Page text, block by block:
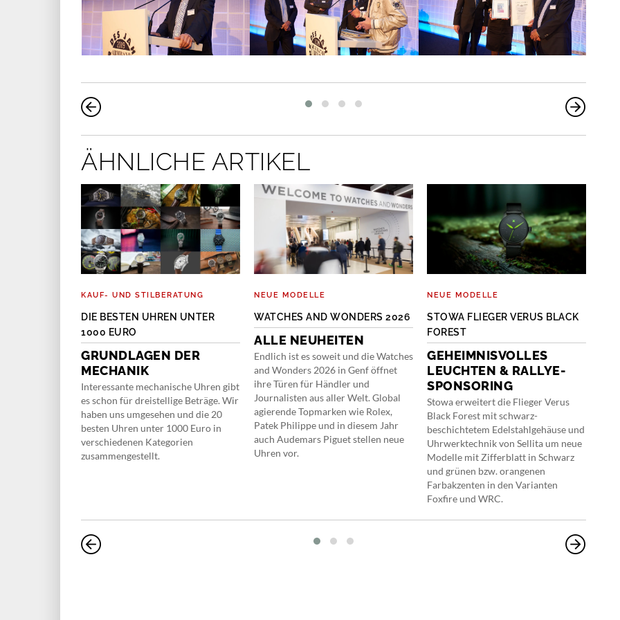
ÄHNLICHE ARTIKEL
KAUF- UND STILBERATUNG
DIE BESTEN UHREN UNTER
1000 EURO
GRUNDLAGEN DER
MECHANIK
Interessante mechanische Uhren gibt
es schon für dreistellige Beträge. Wir
haben uns umgesehen und die 20
besten Uhren unter 1000 Euro in
verschiedenen Kategorien
zusammengestellt.
NEUE MODELLE
WATCHES AND WONDERS 2026
ALLE NEUHEITEN
Endlich ist es soweit und die Watches
and Wonders 2026 in Genf öffnet
ihre Türen für Händler und
Journalisten aus aller Welt. Global
agierende Topmarken wie Rolex,
Patek Philippe und in diesem Jahr
auch Audemars Piguet stellen neue
Uhren vor.
NEUE MODELLE
STOWA FLIEGER VERUS BLACK
FOREST
GEHEIMNISVOLLES
LEUCHTEN & RALLYE-
SPONSORING
Stowa erweitert die Flieger Verus
Black Forest mit schwarz-
beschichtetem Edelstahlgehäuse und
Uhrwerktechnik von Sellita um neue
Modelle mit Zifferblatt in Schwarz
und grünen bzw. orangenen
Farbakzenten in den Varianten
Foxfire und WRC.